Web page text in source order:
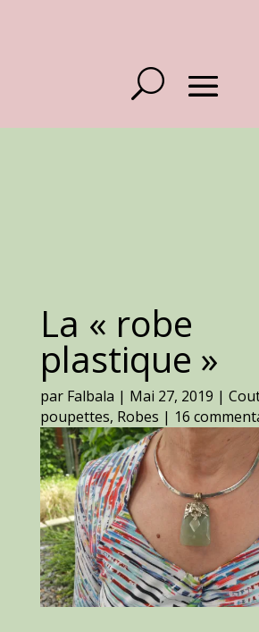
La « robe
plastique »
par Falbala | Mai 27, 2019 |
poupettes, Robes | 16